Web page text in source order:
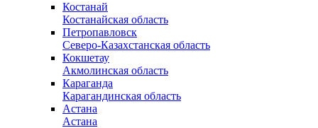
Костанай
Костанайская область
Петропавловск
Северо-Казахстанская область
Кокшетау
Акмолинская область
Караганда
Карагандинская область
Астана
Астана